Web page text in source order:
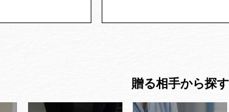
贈る相手から探す